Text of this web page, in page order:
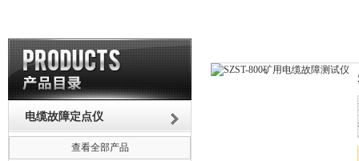
电缆故障定点仪
查看全部产品